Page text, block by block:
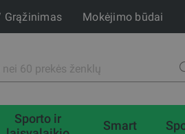
Grąžinimas Mokėjimo būdai
Sporto ir
Smart